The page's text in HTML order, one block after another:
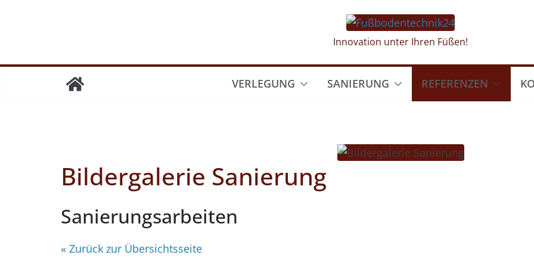
Innovation unter Ihren Füßen!
VERLEGUNG SANIERUNG REFERENZEN
Bildergalerie Sanierung
Sanierungsarbeiten
« Zurück zur Übersichtsseite